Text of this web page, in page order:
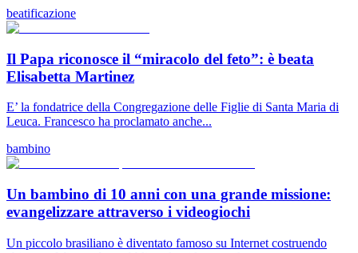
beatificazione
Il Papa riconosce il “miracolo del feto”: è beata
Elisabetta Martinez
E’ la fondatrice della Congregazione delle Figlie di Santa Maria di
Leuca. Francesco ha proclamato anche...
bambino
Un bambino di 10 anni con una grande missione:
evangelizzare attraverso i videogiochi
Un piccolo brasiliano è diventato famoso su Internet costruendo